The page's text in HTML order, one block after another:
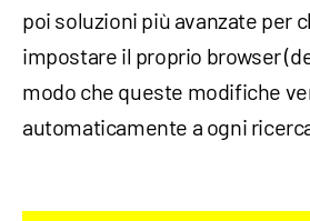
poi soluzioni più avanzate per
impostare il proprio browser
modo che queste modifiche
automaticamente a ogni